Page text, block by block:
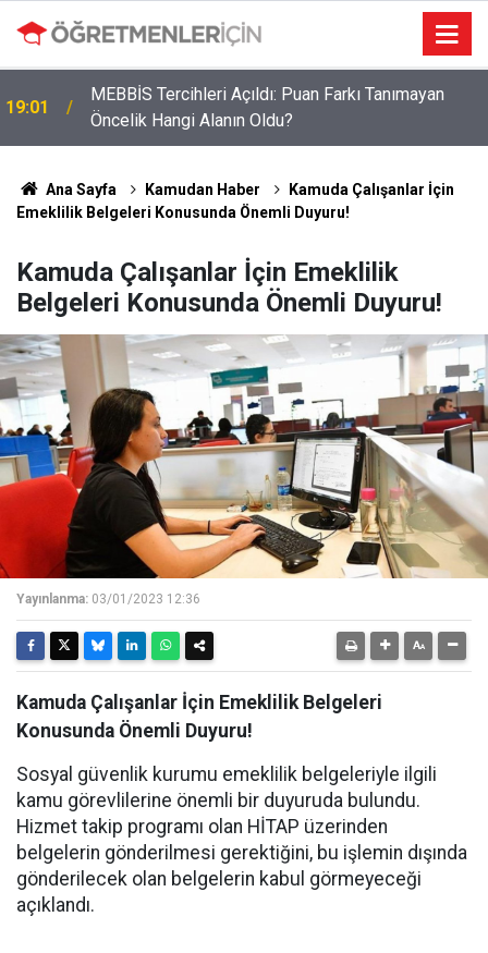
19:01
MEBBİS Tercihleri Açıldı: Puan Farkı Tanımayan
Öncelik Hangi Alanın Oldu?
Ana Sayfa Kamudan Haber
Kamuda Çalışanlar İçin
Emeklilik Belgeleri Konusunda Önemli Duyuru!
Kamuda Çalışanlar İçin Emeklilik
Belgeleri Konusunda Önemli Duyuru!
Yayınlanma: 03/01/2023 12:36
Kamuda Çalışanlar İçin Emeklilik Belgeleri
Konusunda Önemli Duyuru!
Sosyal güvenlik kurumu emeklilik belgeleriyle ilgili
kamu görevlilerine önemli bir duyuruda bulundu.
Hizmet takip programı olan HİTAP üzerinden
belgelerin gönderilmesi gerektiğini, bu işlemin dışında
gönderilecek olan belgelerin kabul görmeyeceği
açıklandı.